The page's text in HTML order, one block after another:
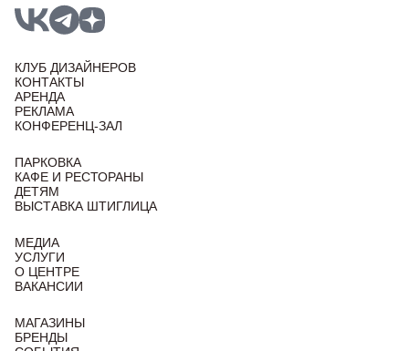
КЛУБ ДИЗАЙНЕРОВ
КОНТАКТЫ
АРЕНДА
РЕКЛАМА
КОНФЕРЕНЦ-ЗАЛ
ПАРКОВКА
КАФЕ И РЕСТОРАНЫ
ДЕТЯМ
ВЫСТАВКА ШТИГЛИЦА
МЕДИА
УСЛУГИ
О ЦЕНТРЕ
ВАКАНСИИ
МАГАЗИНЫ
БРЕНДЫ